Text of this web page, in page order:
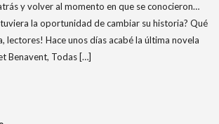
y volver al momento en que se conocieron…
la oportunidad de cambiar su historia? Qué
lectores! Hace unos días acabé la última novela
Benavent, Todas […]